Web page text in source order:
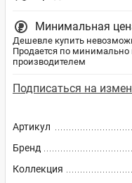
Артикул
Бренд
Коллекция
Минимальная
Дешевле купить
Продается по
производителем
Подписаться на